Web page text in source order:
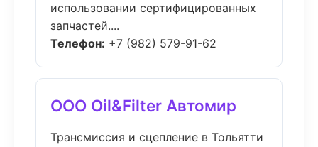
использовании сертифицированных
запчастей....
Телефон: +7 (982) 579-91-62
ООО Oil&Filter Автомир
Трансмиссия и сцепление в Тольятти